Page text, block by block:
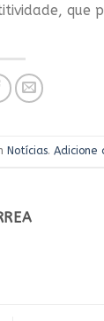
que
Notícias.Adicione